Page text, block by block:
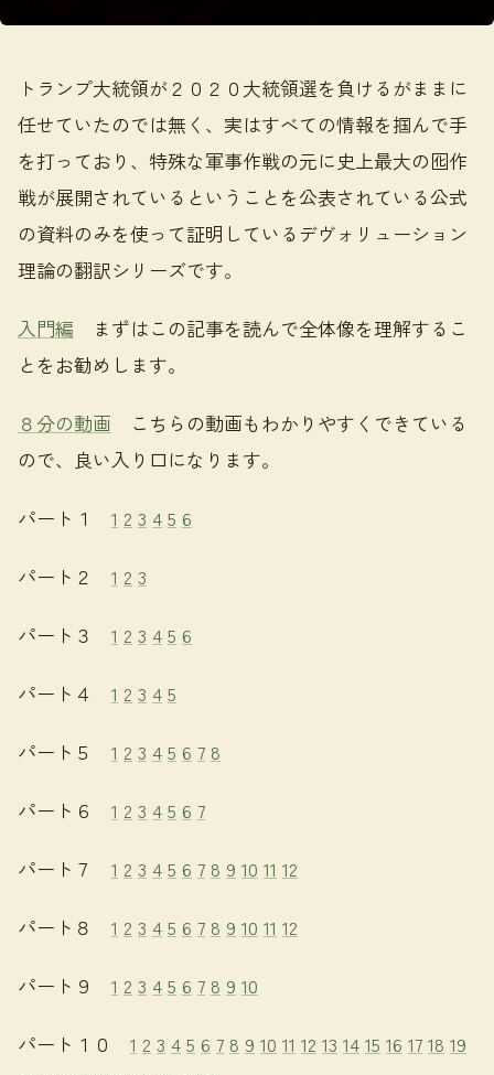
トランプ大統領が２０２０大統領選を負けるがままに
任せていたのでは無く、実はすべての情報を掴んで手
を打っており、特殊な軍事作戦の元に史上最大の囮作
戦が展開されているということを公表されている公式
の資料のみを使って証明しているデヴォリューション
理論の翻訳シリーズです。
入門編 まずはこの記事を読んで全体像を理解するこ
とをお勧めします。
８分の動画 こちらの動画もわかりやすくできている
ので、良い入り口になります。
パート１ 1 2 3 4 5 6
パート２ 1 2 3
パート３ 1 2 3 4 5 6
パート４ 1 2 3 4 5
パート５ 1 2 3 4 5 6 7 8
パート６ 1 2 3 4 5 6 7
パート７ 1 2 3 4 5 6 7 8 9 10 11 12
パート８ 1 2 3 4 5 6 7 8 9 10 11 12
パート９ 1 2 3 4 5 6 7 8 9 10
パート１０ 1 2 3 4 5 6 7 8 9 10 11 12 13 14 15 16 17 18 19